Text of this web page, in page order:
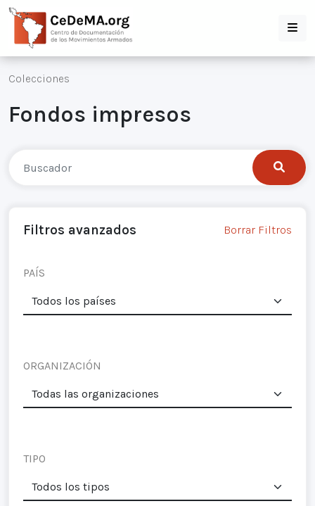
Colecciones
Fondos impresos
Filtros avanzados Borrar Filtros
PAÍS
ORGANIZACIÓN
TIPO